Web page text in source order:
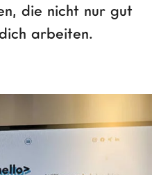
die nicht nur gut
arbeiten.